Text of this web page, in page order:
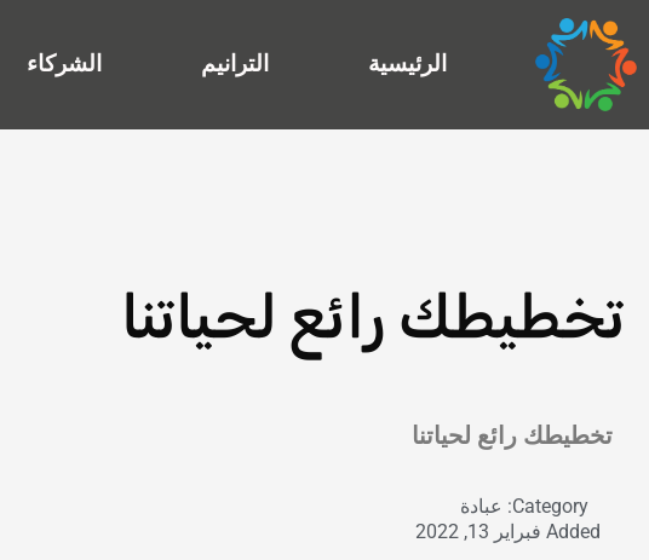
إلى
المحتوى
الرئيسية الترانيم الشركاء
تخطيطك رائع لحياتنا
تخطيطك رائع لحياتنا
Category: عبادة
Added فبراير 13, 2022